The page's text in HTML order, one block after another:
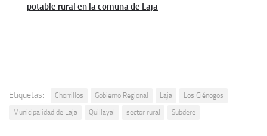
potable rural en la comuna de Laja
Etiquetas: Chorrillos Gobierno Regional Laja
Los Ciénogos
Municipalidad de Laja
Quillayal sector rural Subdere